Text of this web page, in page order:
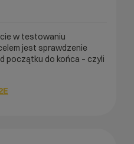
w testowaniu
jest sprawdzenie
początku do końca – czyli